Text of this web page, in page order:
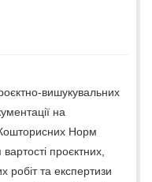
вишукувальних
на
Кошторисних Норм
проєктних,
робіт та експертизи